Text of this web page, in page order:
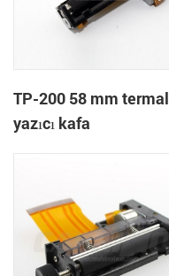
TP-200 58 mm termal
yazıcı kafa